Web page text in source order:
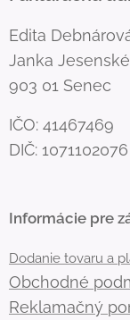
Edita
Janka
903 01 Senec
IČO: 41467469
DIČ: 1071102076
Informácie pre
Dodanie tovaru a
Obchodné
Reklamačný